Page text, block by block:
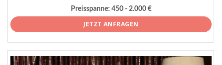
Preisspanne: 450 - 2.000 €
JETZT ANFRAGEN